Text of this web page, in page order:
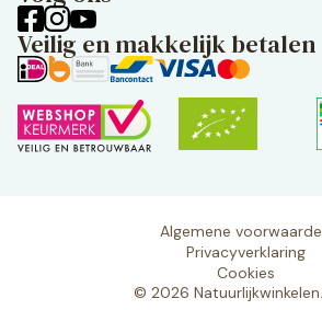
Veilig en makkelijk betalen
© 2026
Algemene
Privacyverklaring
Cookies